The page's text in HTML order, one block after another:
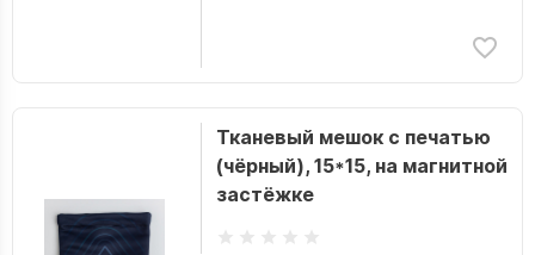
Тканевый мешок с печатью
(чёрный), 15*15, на магнитной
застёжке